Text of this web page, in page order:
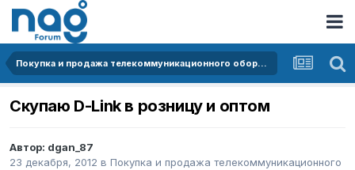
Покупка и продажа телекоммуникационного оборудования
Скупаю D-Link в розницу и оптом
Автор: dgan_87
23 декабря, 2012 в Покупка и продажа телекоммуникационного